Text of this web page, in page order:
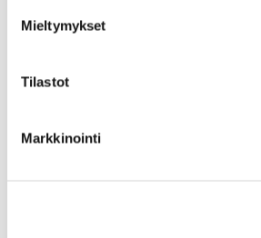
Mieltymykset
Tilastot
Markkinointi